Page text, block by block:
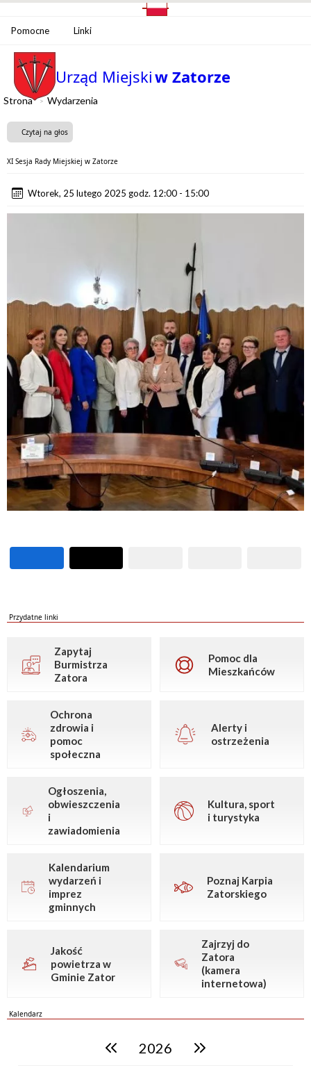
Pomocne Linki
Urząd Miejskiw Zatorze
Strona Wydarzenia
Czytaj na głos
XI Sesja Rady Miejskiej w Zatorze
Wtorek, 25 lutego 2025 godz. 12:00 - 15:00
Przydatne linki
Zapytaj
Burmistrza
Zatora
Pomoc dla
Mieszkańców
Ochrona
zdrowia i
pomoc
społeczna
Alerty i
ostrzeżenia
Ogłoszenia,
obwieszczenia
i
zawiadomienia
Kultura, sport
i turystyka
Kalendarium
wydarzeń i
imprez
gminnych
Poznaj Karpia
Zatorskiego
Jakość
powietrza w
Gminie Zator
Zajrzyj do
Zatora
(kamera
internetowa)
Kalendarz
poprzedni rok2026 następny rok